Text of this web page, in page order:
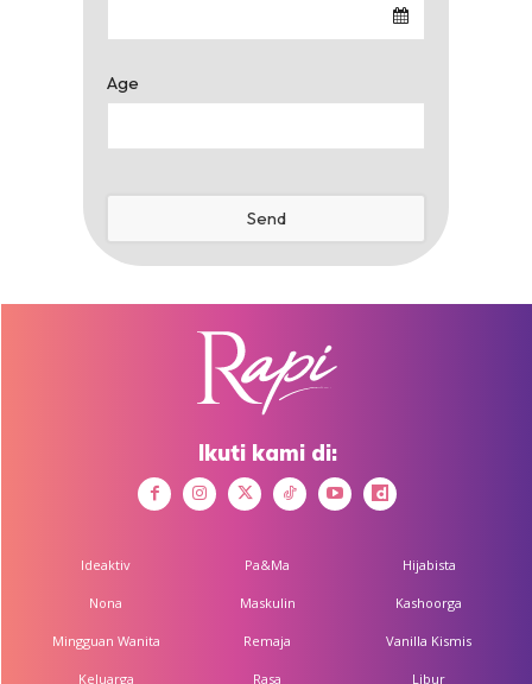
Age
Send
Company
Name *
Ikuti kami di:
Ideaktiv
Nona
Mingguan Wanita
Keluarga
Pa&Ma
Maskulin
Remaja
Rasa
Hijabista
Kashoorga
Vanilla Kismis
Libur